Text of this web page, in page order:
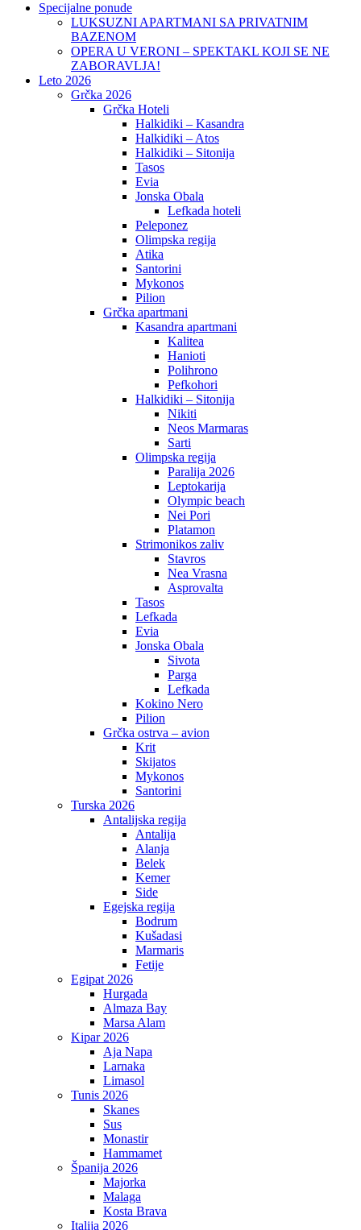
Specijalne ponude
LUKSUZNI APARTMANI SA PRIVATNIM
BAZENOM
OPERA U VERONI – SPEKTAKL KOJI SE NE
ZABORAVLJA!
Leto 2026
Grčka 2026
Grčka Hoteli
Halkidiki – Kasandra
Halkidiki – Atos
Halkidiki – Sitonija
Tasos
Evia
Jonska Obala
Lefkada hoteli
Peleponez
Olimpska regija
Atika
Santorini
Mykonos
Pilion
Grčka apartmani
Kasandra apartmani
Kalitea
Hanioti
Polihrono
Pefkohori
Halkidiki – Sitonija
Nikiti
Neos Marmaras
Sarti
Olimpska regija
Paralija 2026
Leptokarija
Olympic beach
Nei Pori
Platamon
Strimonikos zaliv
Stavros
Nea Vrasna
Asprovalta
Tasos
Lefkada
Evia
Jonska Obala
Sivota
Parga
Lefkada
Kokino Nero
Pilion
Grčka ostrva – avion
Krit
Skijatos
Mykonos
Santorini
Turska 2026
Antalijska regija
Antalija
Alanja
Belek
Kemer
Side
Egejska regija
Bodrum
Kušadasi
Marmaris
Fetije
Egipat 2026
Hurgada
Almaza Bay
Marsa Alam
Kipar 2026
Aja Napa
Larnaka
Limasol
Tunis 2026
Skanes
Sus
Monastir
Hammamet
Španija 2026
Majorka
Malaga
Kosta Brava
Italija 2026